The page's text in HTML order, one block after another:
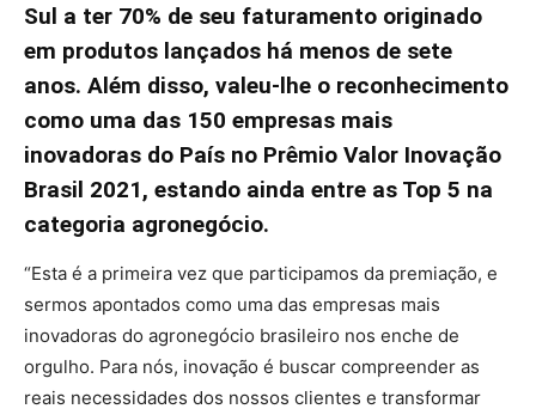
Sul a ter 70% de seu faturamento originado
em produtos lançados há menos de sete
anos. Além disso, valeu-lhe o reconhecimento
como uma das 150 empresas mais
inovadoras do País no Prêmio Valor Inovação
Brasil 2021, estando ainda entre as Top 5 na
categoria agronegócio.
“Esta é a primeira vez que participamos da premiação, e
sermos apontados como uma das empresas mais
inovadoras do agronegócio brasileiro nos enche de
orgulho. Para nós, inovação é buscar compreender as
reais necessidades dos nossos clientes e transformar